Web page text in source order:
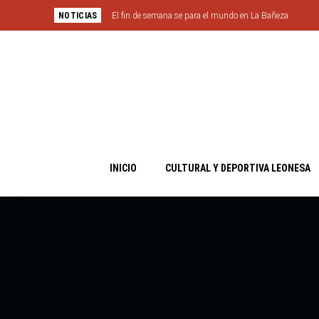
NOTICIAS El fin de semana se para el mundo en La Bañeza
INICIO CULTURAL Y DEPORTIVA LEONESA